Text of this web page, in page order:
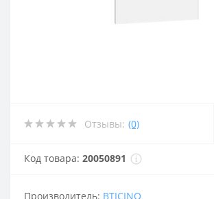
Отзывы: (0)
Код товара: 20050891
Производитель: BTICINO